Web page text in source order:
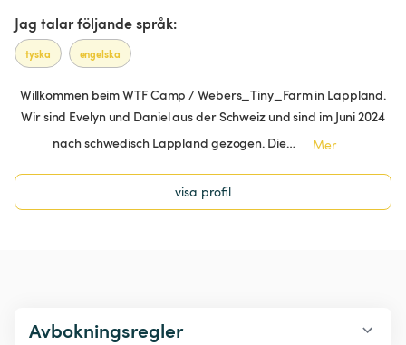
Jag talar följande språk:
tyska engelska
Willkommen beim WTF Camp / Webers_Tiny_Farm in Lappland.
Wir sind Evelyn und Daniel aus der Schweiz und sind im Juni 2024
nach schwedisch Lappland gezogen. Die…
Mer
visa profil
Avbokningsregler